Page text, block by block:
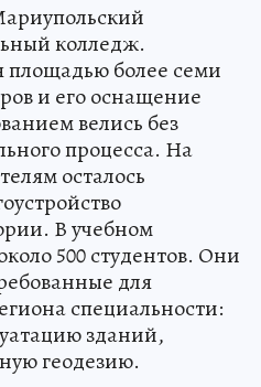
колледж.
площадью более семи
и его оснащение
велись без
процесса. На
осталось
В учебном
500 студентов. Они
для
специальности:
зданий,
геодезию.